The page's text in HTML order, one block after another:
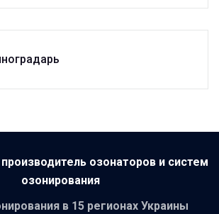
озонаторов и систем
озонирования
в 15 регионах Украины